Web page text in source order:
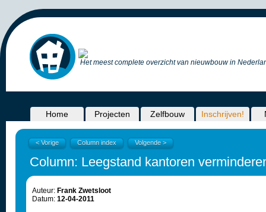
Het meest complete overzicht van nieuwbouw in
Home Projecten Zelfbouw Inschrijven!
< Vorige Column index Volgende >
Column: Leegstand kantoren
Auteur: Frank Zwetsloot
Datum: 12-04-2011